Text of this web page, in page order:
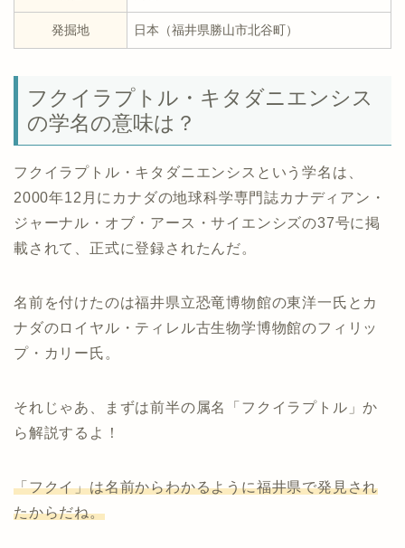
発掘地 日本（福井県勝山市北谷町）
フクイラプトル・キタダニエンシス
の学名の意味は？
フクイラプトル・キタダニエンシスという学名は、
2000年12月にカナダの地球科学専門誌カナディアン・
ジャーナル・オブ・アース・サイエンシズの37号に掲
載されて、正式に登録されたんだ。
名前を付けたのは福井県立恐竜博物館の東洋一氏とカ
ナダのロイヤル・ティレル古生物学博物館のフィリッ
プ・カリー氏。
それじゃあ、まずは前半の属名「フクイラプトル」か
ら解説するよ！
「フクイ」は名前からわかるように福井県で発見され
たからだね。